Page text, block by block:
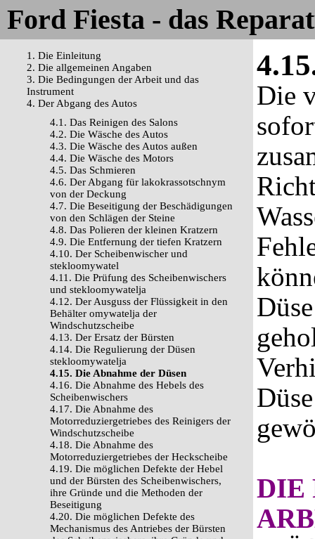
Ford Fiesta - das
1. Die Einleitung
2. Die allgemeinen Angaben
3. Die Bedingungen der Arbeit und das
Instrument
4. Der Abgang des Autos
4.1. Das Reinigen des Salons
4.2. Die Wäsche des Autos
4.3. Die Wäsche des Autos außen
4.4. Die Wäsche des Motors
4.5. Das Schmieren
4.6. Der Abgang für lakokrassotschnym
von der Deckung
4.7. Die Beseitigung der Beschädigungen
von den Schlägen der Steine
4.8. Das Polieren der kleinen Kratzern
4.9. Die Entfernung der tiefen Kratzern
4.10. Der Scheibenwischer und
stekloomywatel
4.11. Die Prüfung des Scheibenwischers
und stekloomywatelja
4.12. Der Ausguss der Flüssigkeit in den
Behälter omywatelja der
Windschutzscheibe
4.13. Der Ersatz der Bürsten
4.14. Die Regulierung der Düsen
stekloomywatelja
4.15. Die Abnahme der Düsen
4.16. Die Abnahme des Hebels des
Scheibenwischers
4.17. Die Abnahme des
Motorreduziergetriebes des Reinigers der
Windschutzscheibe
4.18. Die Abnahme des
Motorreduziergetriebes der Heckscheibe
4.19. Die möglichen Defekte der Hebel
und der Bürsten des Scheibenwischers,
ihre Gründe und die Methoden der
Beseitigung
4.20. Die möglichen Defekte des
Mechanismus des Antriebes der Bürsten
Die
DIE